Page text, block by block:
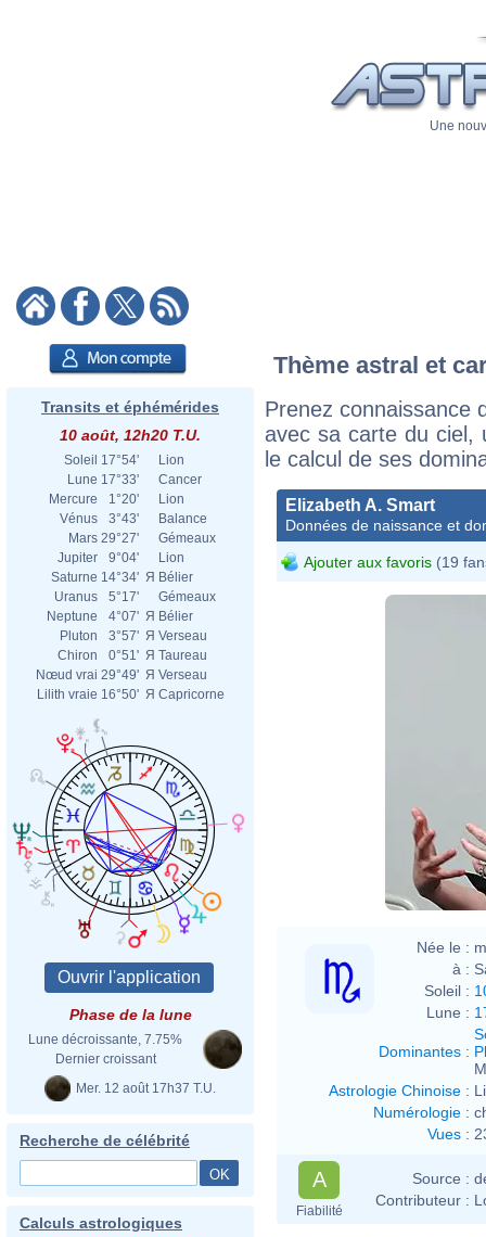
Une
Transits et éphémérides
10 août, 12h20 T.U.
Soleil 17°54'
Lion
Lune 17°33'
Cancer
Mercure
1°20'
Lion
Vénus
3°43'
Balance
Mars 29°27'
Gémeaux
Jupiter
9°04'
Lion
Saturne 14°34' Я Bélier
Uranus
5°17'
Gémeaux
Neptune
4°07' Я Bélier
Pluton
3°57' Я Verseau
Chiron
0°51' Я Taureau
Nœud vrai 29°49' Я Verseau
Lilith vraie 16°50' Я Capricorne
Phase de la lune
Lune décroissante, 7.75%
Dernier croissant
Mer. 12 août 17h37 T.U.
Recherche de célébrité
Calculs astrologiques
Thème astral et
Prenez connaissance
avec sa carte du ciel,
le calcul de ses
Elizabeth A. Smart
Données de naissance et
Ajouter aux favoris (19
Née le :
à :
Soleil :
Lune :
Dominantes :
Astrologie Chinoise :
Numérologie :
Vues :
A
Fiabilité
Source :
Contributeur :